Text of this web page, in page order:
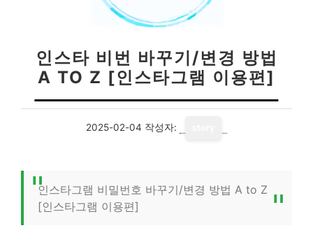
인스타 비번 바꾸기/변경 방법
A TO Z [인스타그램 이용편]
2025-02-04 작성자:
인스타그램 비밀번호 바꾸기/변경 방법 A to Z
[인스타그램 이용편]